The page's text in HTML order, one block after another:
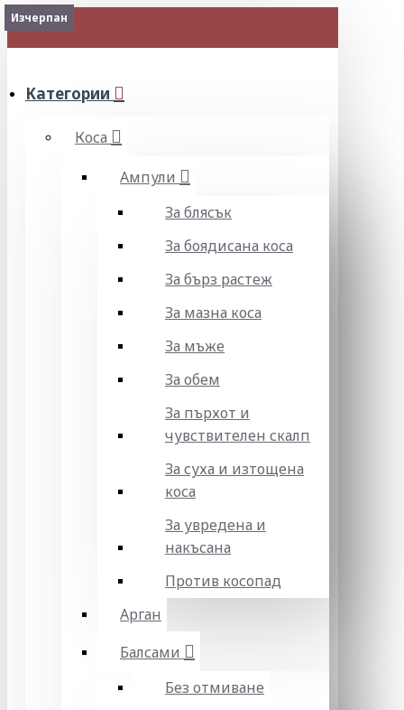
МЕНЮ
Категории
Коса
Ампули
За блясък
За боядисана коса
За бърз растеж
За мазна коса
За мъже
За обем
За пърхот и
чувствителен скалп
За суха и изтощена
коса
За увредена и
накъсана
Против косопад
Арган
Балсами
Без отмиване
Изчерпан